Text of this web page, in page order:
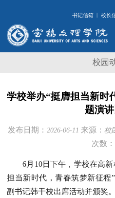
书记信箱 | 校长
校园
学校举办“挺膺担当新时
题演
发布日期： 2026-06-11 来源： 校
次数：
6月10日下午，学校在高
担当新时代，青春筑梦新征程
副书记韩干校出席活动并颁奖。